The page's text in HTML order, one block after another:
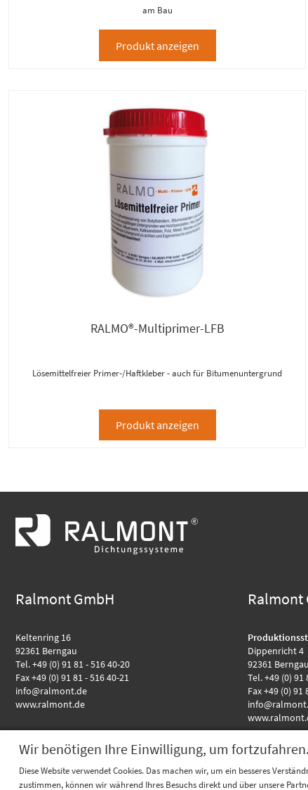
am Bau
Produkt anzeigen
RALMO®-Multiprimer-LFB
Lösemittelfreier Primer-/Haftkleber - auch für Bitumenuntergrund
Produkt anzeigen
Ralmont GmbH
Keltenring 16
92361 Berngau
Tel. +49 (0) 91 81 - 516 40-20
Fax +49 (0) 91 81 - 516 40-21
info@ralmont.de
www.ralmont.de
Ralmont
Dippenricht 4
92361 Berngau
Tel. +49 (0) 91
Fax +49 (0) 91
Wir benötigen Ihre Einwilligung, um fortzufahren.
Diese Website verwendet Cookies. Das machen wir, um ein besseres
zustimmen, können wir während Ihres Besuchs direkt und über unsere